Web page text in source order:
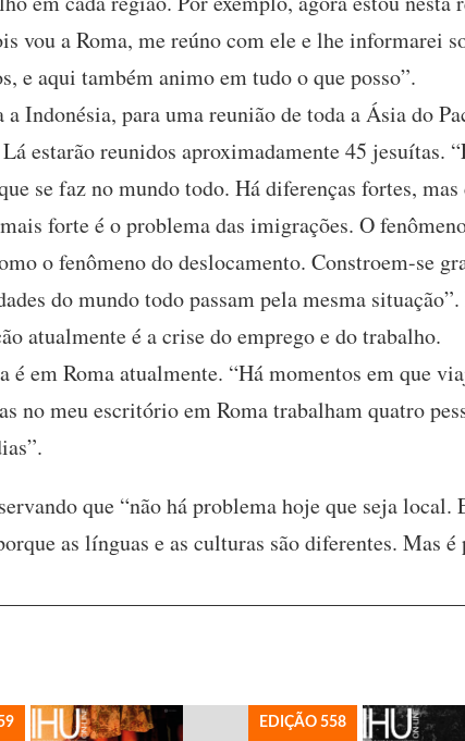
vou a Roma, me reúno com ele e lhe informarei
e aqui também animo em tudo o que posso”.
Indonésia, para uma reunião de toda a Ásia do
estarão reunidos aproximadamente 45 jesuítas.
se faz no mundo todo. Há diferenças fortes,
forte é o problema das imigrações. O
o fenômeno do deslocamento. Constroem-se
do mundo todo passam pela mesma
atualmente é a crise do emprego e do trabalho.
é em Roma atualmente. “Há momentos em que
no meu escritório em Roma trabalham quatro
que “não há problema hoje que seja local.
as línguas e as culturas são diferentes. Mas
EDIÇÃO 558